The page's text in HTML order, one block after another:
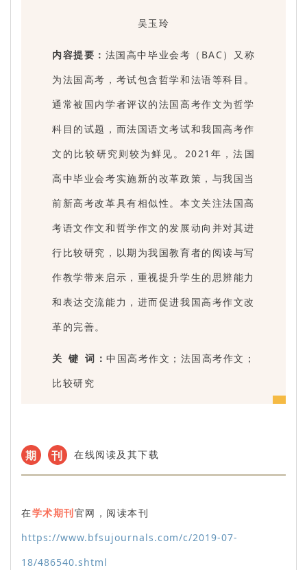
吴玉玲
内容提要： 法国高中毕业会考（BAC）又称
为法国高考，考试包含哲学和法语等科目。
通常被国内学者评议的法国高考作文为哲学
科目的试题，而法国语文考试和我国高考作
文的比较研究则较为鲜见。2021年，法国
高中毕业会考实施新的改革政策，与我国当
前新高考改革具有相似性。本文关注法国高
考语文作文和哲学作文的发展动向并对其进
行比较研究，以期为我国教育者的阅读与写
作教学带来启示，重视提升学生的思辨能力
和表达交流能力，进而促进我国高考作文改
革的完善。
关 键 词： 中国高考作文；法国高考作文；
比较研究
期 刊 在线阅读及其下载
在学术期刊官网，阅读本刊
https://www.bfsujournals.com/c/2019-07-
18/486540.shtml